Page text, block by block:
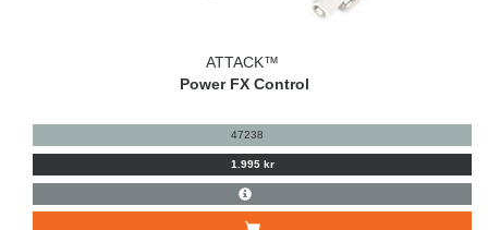
ATTACK™
Power FX Control
47238
1.995 kr